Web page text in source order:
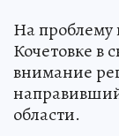
На проблему
Кочетовке в
внимание
области.